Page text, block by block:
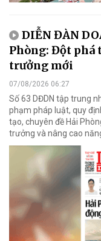
DIỄN ĐÀN
Phòng: Đột phá
trưởng mới
07/08/2026 06:27
Số 63 DĐDN tập trung
phạm pháp luật, quy
tạo, chuyên đề Hải
trưởng và nâng cao